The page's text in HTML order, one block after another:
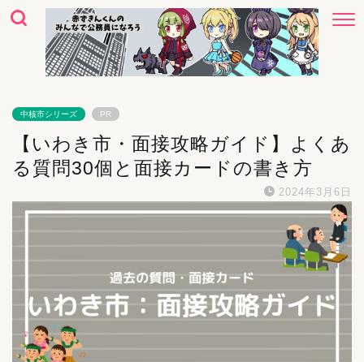
中核市シリーズ PR
【いわき市・面接攻略ガイド】よくあ
る質問30個と面接カードの書き方
2024年3月6日